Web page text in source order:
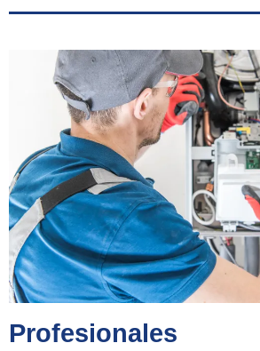
Profesionales